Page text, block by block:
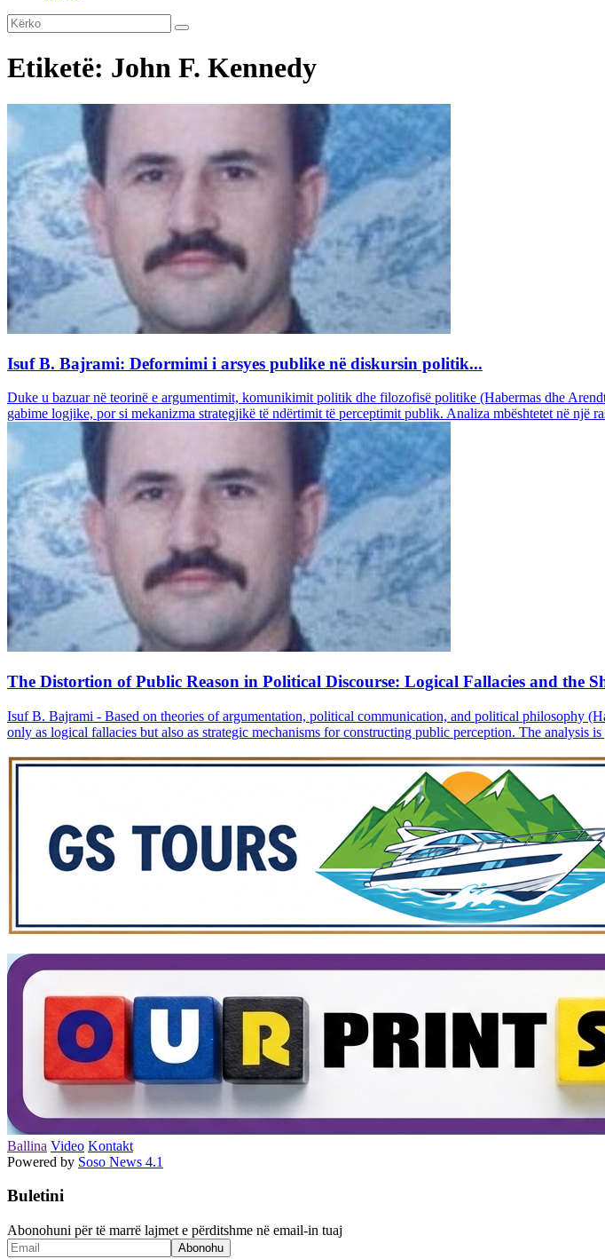
Etiketë: John F. Kennedy
Isuf B. Bajrami: Deformimi i arsyes publike në diskursin politik...
Duke u bazuar në teorinë e argumentimit, komunikimit politik dhe filozofisë politike (Habermas dhe
gabime logjike, por si mekanizma strategjikë të ndërtimit të perceptimit publik. Analiza mbështetet në një
The Distortion of Public Reason in Political Discourse: Logical Fallacies and the
Isuf B. Bajrami - Based on theories of argumentation, political communication, and political philosophy
only as logical fallacies but also as strategic mechanisms for constructing public perception. The analysis
Ballina Video Kontakt
Powered by Soso News 4.1
Buletini
Abonohuni për të marrë lajmet e përditshme në email-in tuaj
Abonohu